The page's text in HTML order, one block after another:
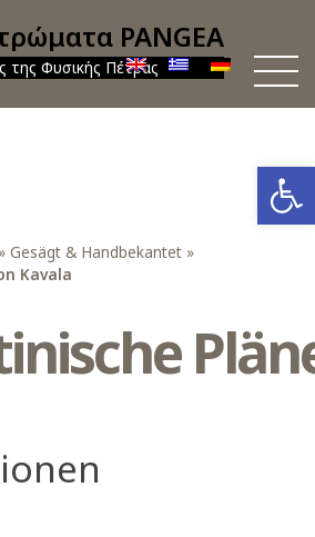
PANGEA
Φυσικής Πέτρας
» Gesägt & Handbekantet »
Kavala